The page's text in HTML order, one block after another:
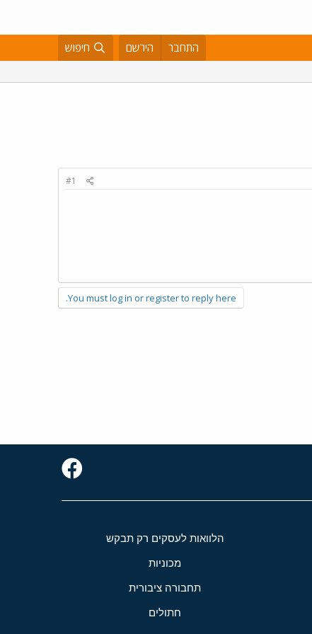
התחבר הירשם חיפוש
#1
You must log in or register to reply here.
הלוואות לעסקים רק תבקש
מכוניות
תחבורה ציבורית
חתולים